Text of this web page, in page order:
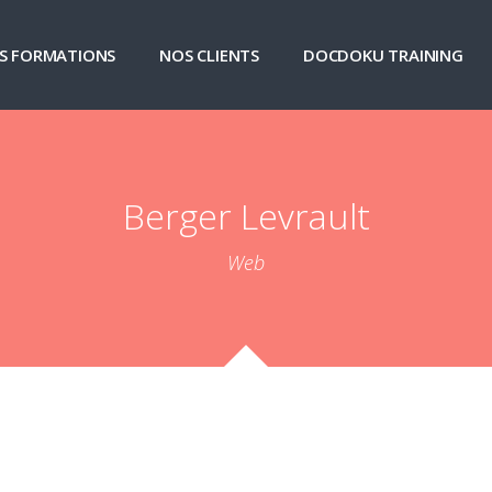
FORMATIONS NOS CLIENTS DOCDOKU TRAINING
Berger Levrault
Web